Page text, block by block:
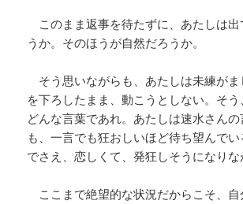
このまま返事を待たずに、あたしは出
うか。そのほうが自然だろうか。
そう思いながらも、あたしは未練が
を下ろしたまま、動こうとしない。そう
どんな言葉であれ。あたしは速水さん
も、一言でも狂おしいほど待ち望んで
でさえ、恋しくて、発狂しそうになりな
ここまで絶望的な状況だからこそ、自